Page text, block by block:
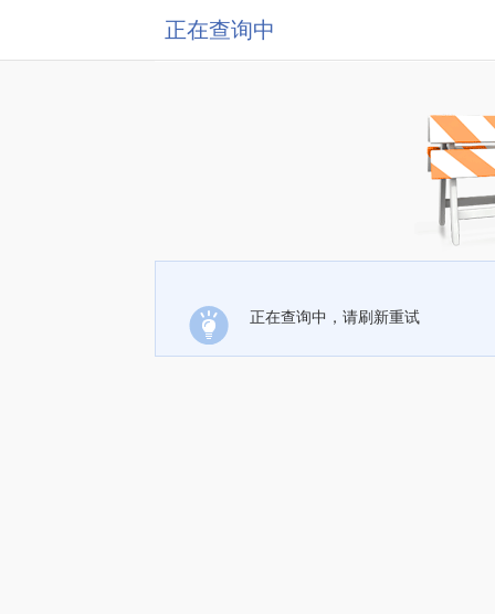
正在查询中
正在查询中，请刷新重试